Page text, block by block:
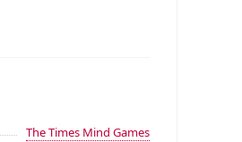
The Times Mind Games